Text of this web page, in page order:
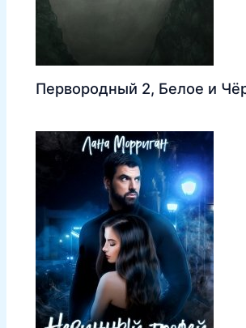
Первородный 2, Белое и